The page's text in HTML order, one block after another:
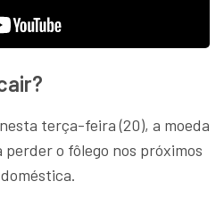
terça-feira (20), a moeda
o fôlego nos próximos